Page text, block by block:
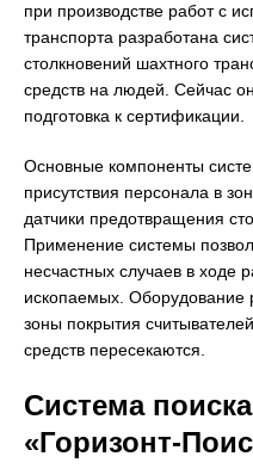
при производстве работ с
транспорта разработана
столкновений шахтного
средств на людей. Сейчас
подготовка к сертификации.
Основные компоненты
присутствия персонала в
датчики предотвращения
Применение системы
несчастных случаев в ходе
ископаемых. Оборудование
зоны покрытия
средств пересекаются.
Система
«Горизонт-